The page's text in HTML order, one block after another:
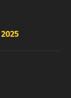
2025